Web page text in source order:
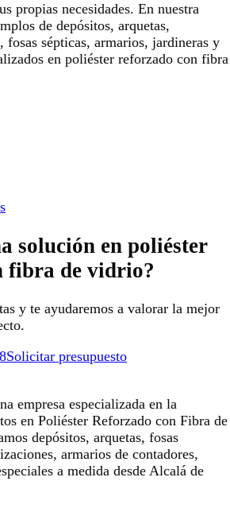
propias necesidades. En nuestra
de depósitos, arquetas,
fosas sépticas, armarios, jardineras y
en poliéster reforzado con fibra
solución en poliéster
fibra de vidrio?
y te ayudaremos a valorar la mejor
Solicitar presupuesto
empresa especializada en la
en Poliéster Reforzado con Fibra de
depósitos, arquetas, fosas
armarios de contadores,
a medida desde Alcalá de